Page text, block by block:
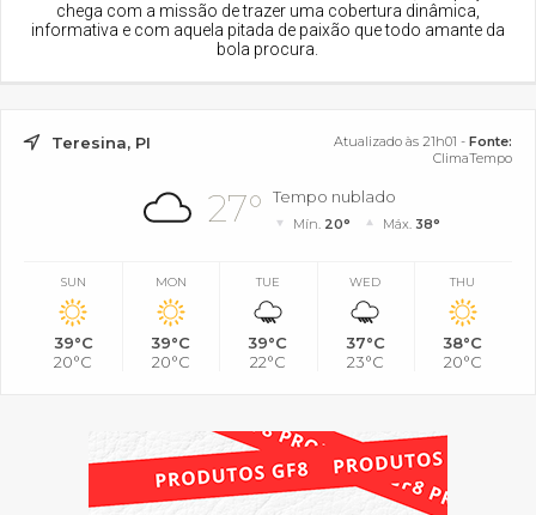
chega com a missão de trazer uma cobertura dinâmica,
informativa e com aquela pitada de paixão que todo amante da
bola procura.
Teresina, PI Atualizado às 21h01 - Fonte:
ClimaTempo
27° Tempo nublado
Mín. 20° Máx. 38°
SUN
39°C
20°C
MON
39°C
20°C
TUE
39°C
22°C
WED
37°C
23°C
THU
38°C
20°C